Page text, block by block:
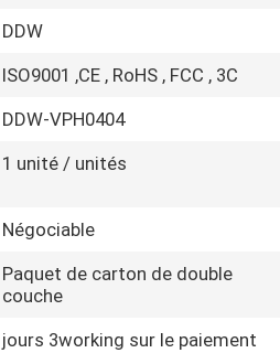
DDW
ISO9001 ,CE , RoHS , FCC , 3C
DDW-VPH0404
1 unité / unités
Négociable
Paquet de carton de double
couche
jours 3working sur le paiement